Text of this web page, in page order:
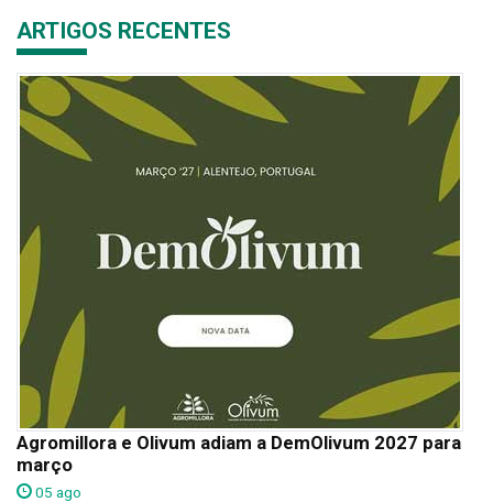
ARTIGOS RECENTES
Agromillora e Olivum adiam a DemOlivum 2027 para
março
05 ago